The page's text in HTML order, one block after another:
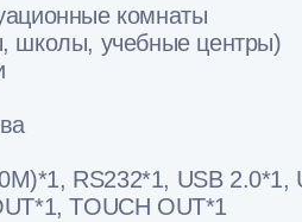
комнаты
школы, учебные центры)
RS232*1, USB 2.0*1,
TOUCH OUT*1